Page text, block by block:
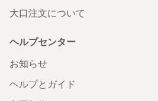
大口注文について
ヘルプセンター
お知らせ
ヘルプとガイド